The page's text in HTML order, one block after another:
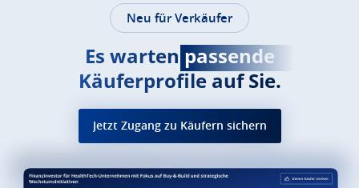
Neu für Verkäufer
Es warten passende
Käuferprofile auf Sie.
Jetzt Zugang zu Käufern sichern